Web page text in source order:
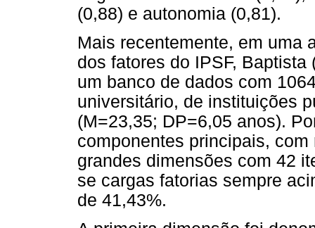
(0,88) e autonomia (0,81).
Mais recentemente, em uma
dos fatores do IPSF,
um banco de dados com
universitário, de instituições
(M=23,35; DP=6,05 anos).
componentes principais,
grandes dimensões com 42
se cargas fatorias sempre
de 41,43%.